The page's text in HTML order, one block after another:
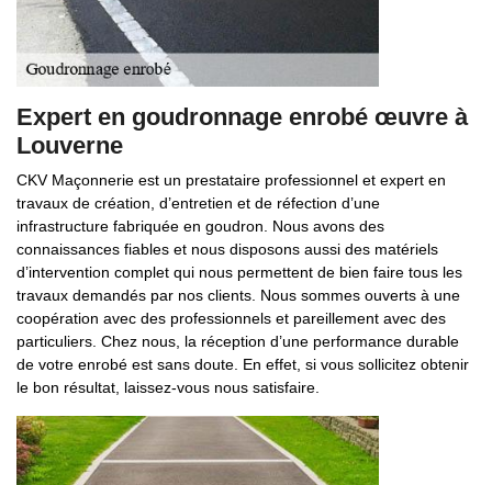
Expert en goudronnage enrobé œuvre à
Louverne
CKV Maçonnerie est un prestataire professionnel et expert en
travaux de création, d’entretien et de réfection d’une
infrastructure fabriquée en goudron. Nous avons des
connaissances fiables et nous disposons aussi des matériels
d’intervention complet qui nous permettent de bien faire tous les
travaux demandés par nos clients. Nous sommes ouverts à une
coopération avec des professionnels et pareillement avec des
particuliers. Chez nous, la réception d’une performance durable
de votre enrobé est sans doute. En effet, si vous sollicitez obtenir
le bon résultat, laissez-vous nous satisfaire.